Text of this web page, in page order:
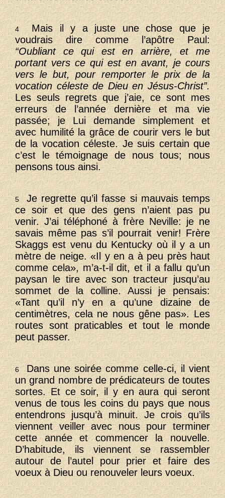
4Mais il y a juste une chose que je
voudrais dire comme l’apôtre Paul:
“Oubliant ce qui est en arrière, et me
portant vers ce qui est en avant, je cours
vers le but, pour remporter le prix de la
vocation céleste de Dieu en Jésus-Christ”.
Les seuls regrets que j’aie, ce sont mes
erreurs de l’année dernière et ma vie
passée; je Lui demande simplement et
avec humilité la grâce de courir vers le but
de la vocation céleste. Je suis certain que
c’est le témoignage de nous tous; nous
pensons tous ainsi.
5Je regrette qu’il fasse si mauvais temps
ce soir et que des gens n’aient pas pu
venir. J’ai téléphoné à frère Neville: je ne
savais même pas s’il pourrait venir! Frère
Skaggs est venu du Kentucky où il y a un
mètre de neige. «Il y en a à peu près haut
comme cela», m’a-t-il dit, et il a fallu qu’un
paysan le tire avec son tracteur jusqu’au
sommet de la colline. Aussi je pensais:
«Tant qu’il n’y en a qu’une dizaine de
centimètres, cela ne nous gêne pas». Les
routes sont praticables et tout le monde
peut passer.
6Dans une soirée comme celle-ci, il vient
un grand nombre de prédicateurs de toutes
sortes. Et ce soir, il y en aura qui seront
venus de tous les coins du pays que nous
entendrons jusqu’à minuit. Je crois qu’ils
viennent veiller avec nous pour terminer
cette année et commencer la nouvelle.
D’habitude, ils viennent se rassembler
autour de l’autel pour prier et faire des
voeux à Dieu ou renouveler leurs voeux.